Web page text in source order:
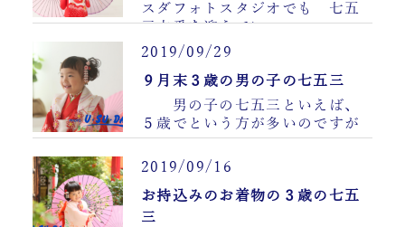
スダフォトスタジオでも 七五
三本番を迎えてい……
2019/09/29
９月末３歳の男の子の七五三
男の子の七五三といえば、
５歳でという方が多いのですが
……
2019/09/16
お持込みのお着物の３歳の七五
三